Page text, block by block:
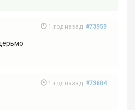
1 год назад #73959
1 год назад #73604